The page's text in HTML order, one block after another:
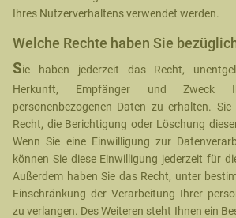
Ihres Nutzerverhaltens verwendet werden.
Welche Rechte haben Sie
Sie haben jederzeit das Recht,
Herkunft, Empfänger und Zweck
personenbezogenen Daten zu erhalten.
Recht, die Berichtigung oder Löschung
Wenn Sie eine Einwilligung zur
können Sie diese Einwilligung jederzeit für
Außerdem haben Sie das Recht, unter
Einschränkung der Verarbeitung Ihrer
zu verlangen. Des Weiteren steht Ihnen ein